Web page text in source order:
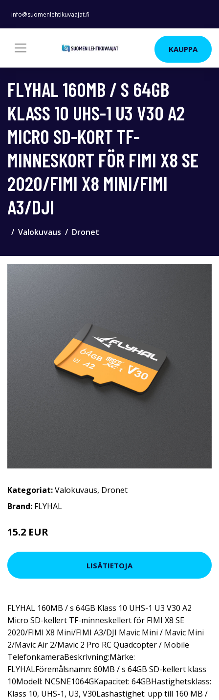
info@suomenlehtikuvaajat.fi
KAUPPA
FLYHAL 160MB / S 64GB
KLASS 10 UHS-1 U3 V30 A2
MICRO SD-KORT TF-
MINNESKORT FÖR FIMI X8 SE
2020/FIMI X8 MINI/FIMI
A3/DJI
Valokuvaus Dronet
Kategoriat:Valokuvaus, Dronet
Brand: FLYHAL
15.2 EUR
LISÄTIETOJA
FLYHAL 160MB / s 64GB Klass 10 UHS-1 U3 V30 A2
Micro SD-kellert TF-minneskellert för FIMI X8 SE
2020/FIMI X8 Mini/FIMI A3/DJI Mavic Mini / Mavic Mini
2/Mavic Air 2/Mavic 2 Pro RC Quadcopter / Mobile
TelefonkameraBeskrivning:Märke:
FLYHALFöremålsnamn: 60MB / s 64GB SD-kellert klass
10Modell: NC5NE1064GKapacitet: 64GBHastighetsklass:
Klass 10, UHS-1, U3, V30Läshastighet: upp till 160 MB /